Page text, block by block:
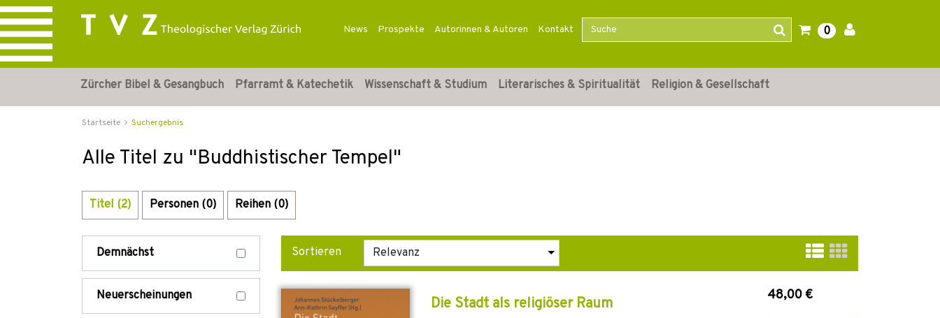
News Prospekte Autorinnen & Autoren Kontakt 0
Zürcher Bibel & Gesangbuch Pfarramt & Katechetik Wissenschaft & Studium Literarisches & Spiritualität Religion & Gesellschaft
Startseite Suchergebnis
Alle Titel zu "Buddhistischer Tempel"
Titel (2) Personen (0) Reihen (0)
Demnächst
Neuerscheinungen
Sortieren
Die Stadt als religiöser Raum 48,00 €